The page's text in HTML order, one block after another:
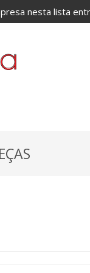
nesta lista